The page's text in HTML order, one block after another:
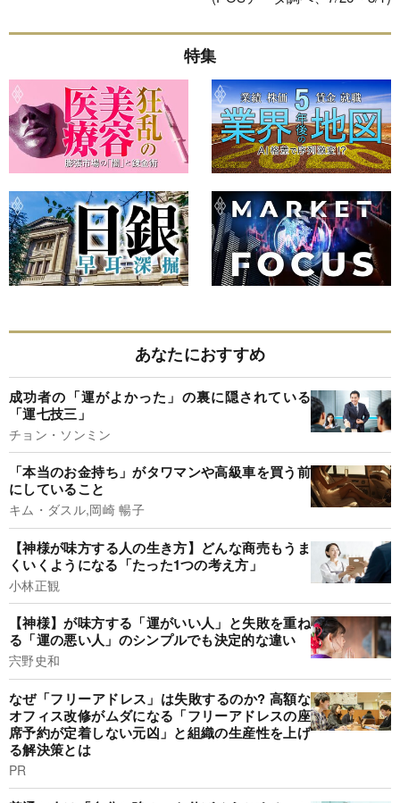
特集
あなたにおすすめ
成功者の「運がよかった」の裏に隠されている
「運七技三」
チョン・ソンミン
「本当のお金持ち」がタワマンや高級車を買う前
にしていること
キム・ダスル,岡崎 暢子
【神様が味方する人の生き方】どんな商売もうま
くいくようになる「たった1つの考え方」
小林正観
【神様】が味方する「運がいい人」と失敗を重ね
る「運の悪い人」のシンプルでも決定的な違い
宍野史和
なぜ「フリーアドレス」は失敗するのか? 高額な
オフィス改修がムダになる「フリーアドレスの座
席予約が定着しない元凶」と組織の生産性を上げ
る解決策とは
PR